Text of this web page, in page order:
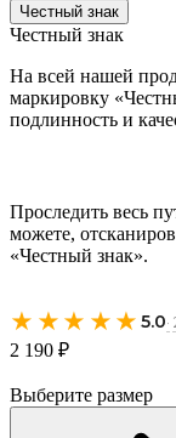
Честный знак
Честный знак
На всей нашей
маркировку
подлинность и
Проследить весь
можете,
«Честный знак».
★★★★★ 5.0
2 190 ₽
Выберите размер